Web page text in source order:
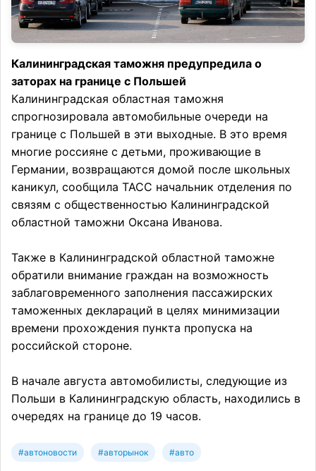
Калининградская таможня предупредила о
заторах на границе с Польшей
Калининградская областная таможня
спрогнозировала автомобильные очереди на
границе с Польшей в эти выходные. В это время
многие россияне с детьми, проживающие в
Германии, возвращаются домой после школьных
каникул, сообщила ТАСС начальник отделения по
связям с общественностью Калининградской
областной таможни Оксана Иванова.
Также в Калининградской областной таможне
обратили внимание граждан на возможность
заблаговременного заполнения пассажирских
таможенных деклараций в целях минимизации
времени прохождения пункта пропуска на
российской стороне.
В начале августа автомобилисты, следующие из
Польши в Калининградскую область, находились в
очередях на границе до 19 часов.
#автоновости #авторынок #авто